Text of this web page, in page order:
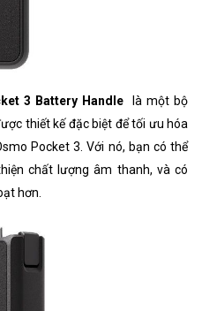
3 Battery Handle
là một bộ
thiết kế đặc biệt để tối ưu hóa
Pocket 3. Với nó, bạn có thể
chất lượng âm thanh, và có
hơn.